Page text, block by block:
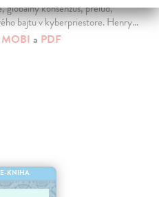
globálny konsenzus, prelud,
bajtu v kyberpriestore. Henry…
MOBI a PDF
E-KNIHA